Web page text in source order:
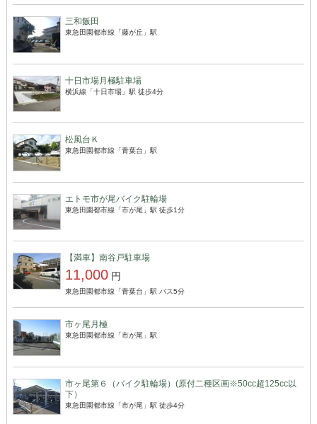
三和飯田
東急田園都市線「藤が丘」駅
十日市場月極駐車場
横浜線「十日市場」駅 徒歩4分
松風台Ｋ
東急田園都市線「青葉台」駅
エトモ市が尾バイク駐輪場
東急田園都市線「市が尾」駅 徒歩1分
【満車】南谷戸駐車場
11,000 円
東急田園都市線「青葉台」駅 バス5分
市ヶ尾月極
東急田園都市線「市が尾」駅
市ヶ尾第６（バイク駐輪場）(原付二種区画※50cc超125cc以
下）
東急田園都市線「市が尾」駅 徒歩4分